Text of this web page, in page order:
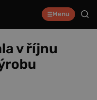
Menu
v říjnu